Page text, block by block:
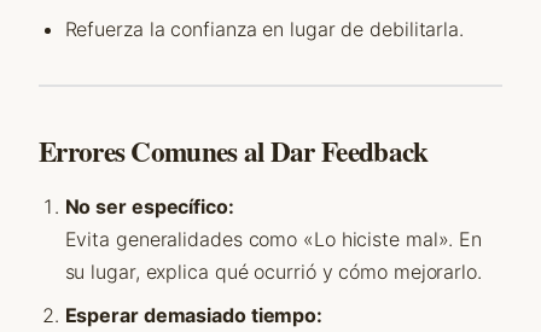
Refuerza la confianza en lugar de debilitarla.
Errores Comunes al Dar Feedback
No ser específico:
Evita generalidades como «Lo hiciste mal». En
su lugar, explica qué ocurrió y cómo mejorarlo.
Esperar demasiado tiempo: